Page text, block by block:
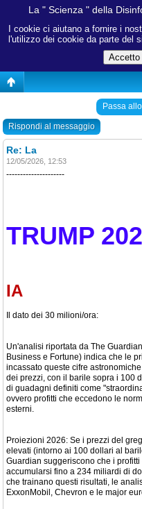
I cookie ci aiutano a fornire i
l'utilizzo dei cookie da parte del
La " Scienza " della
Passa
Rispondi al messaggio
Re: La
12/05/2026, 12:53
---------------------
TRUMP
IA
Il dato dei 30 milioni/ora:
Un'analisi riportata da The
Business e Fortune) indica che le
incassato queste cifre
dei prezzi, con il barile sopra i 100
di guadagni definiti come
ovvero profitti che eccedono le
esterni.
Proiezioni 2026: Se i prezzi del
elevati (intorno ai 100 dollari al
Guardian suggeriscono che i
accumularsi fino a 234 miliardi di
che trainano questi risultati, le
ExxonMobil, Chevron e le major